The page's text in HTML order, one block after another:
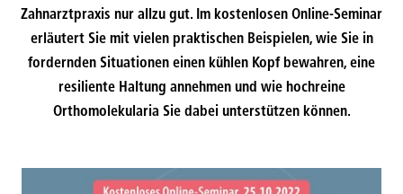
Zahnarztpraxis nur allzu gut. Im kostenlosen Online-Seminar
erläutert Sie mit vielen praktischen Beispielen, wie Sie in
fordernden Situationen einen kühlen Kopf bewahren, eine
resiliente Haltung annehmen und wie hochreine
Orthomolekularia Sie dabei unterstützen können.